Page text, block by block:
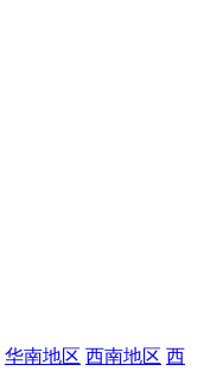
华南地区 西南地区 西